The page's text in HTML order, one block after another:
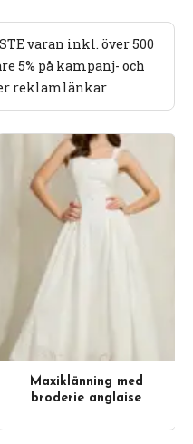
varan inkl. över 500
5% på kampanj- och
reklamlänkar
Maxiklänning med
broderie anglaise